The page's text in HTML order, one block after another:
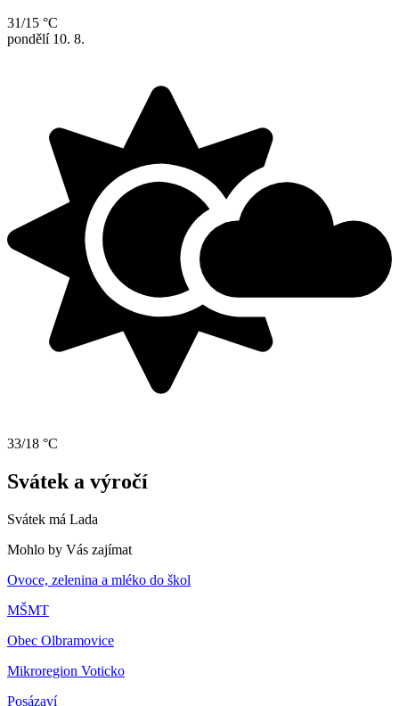
31/15 °C
pondělí 10. 8.
33/18 °C
Svátek a výročí
Svátek má Lada
Mohlo by Vás zajímat
Ovoce, zelenina a mléko do škol
MŠMT
Obec Olbramovice
Mikroregion Voticko
Posázaví